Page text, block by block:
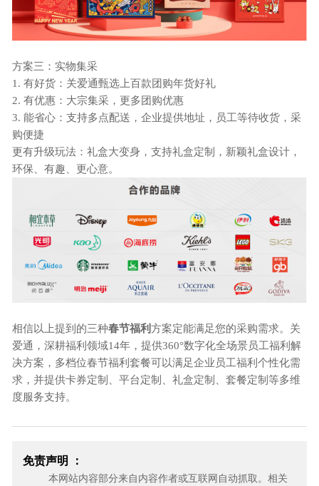
方案三：实物集采
1. 有好货：关爱通甄选上百款团购年货好礼
2. 有优惠：大宗集采，更多团购优惠
3. 能省心：支持多点配送，企业提供地址，员工等待收货，采
购便捷
更有升级玩法：礼盒大变身，支持礼盒定制，新颖礼盒设计，
环保、有趣、更心意。
相信以上提到的三种春节福利方案定能满足您的采购需求。关
爱通，深耕福利领域14年，提供360°数字化全场景员工福利解
决方案，多档位春节福利套餐可以满足企业员工福利个性化需
求，并提供卡券定制、平台定制、礼盒定制、套餐定制等多维
度服务支持。
免责声明 ：
本网站内容部分来自内容作者或互联网自动抓取。相关